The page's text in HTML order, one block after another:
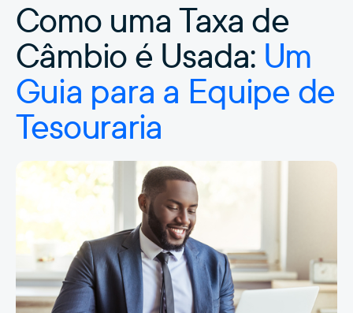
Como uma Taxa de
Câmbio é Usada: Um
Guia para a Equipe de
Tesouraria